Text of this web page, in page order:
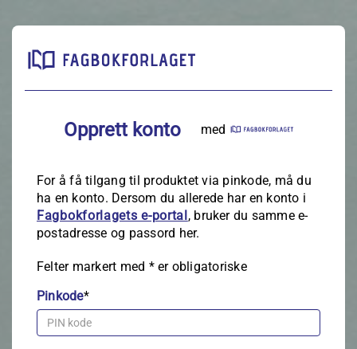
Opprett konto med
For å få tilgang til produktet via pinkode, må du
ha en konto. Dersom du allerede har en konto i
Fagbokforlagets e‑portal, bruker du samme e-
postadresse og passord her.
Felter markert med *er obligatoriske
Pinkode*